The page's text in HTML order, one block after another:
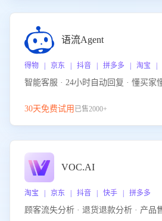
语流Agent
得物 | 京东 | 抖音 | 拼多多 | 淘宝 |
智能客服 · 24小时自动回复 · 懂买家
30天免费试用 已售2000+
VOC.AI
淘宝 | 京东 | 抖音 | 快手 | 拼多多
顾客流失分析 · 退货退款分析 · 产品